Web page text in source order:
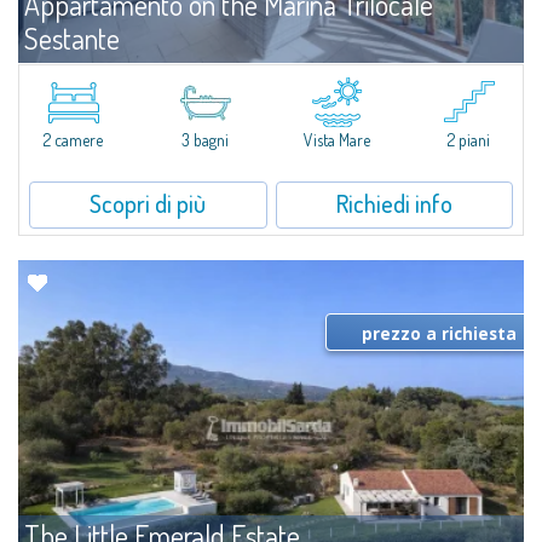
Sestante
Porto Cervo Affitto
​Esclusivo appartamento fronte mare su due livelli, nel cuore della Marina di
Porto Cervo.All’interno de Il Sestante, prestigioso complesso residenziale
immerso in un curato parco condominiale, questa proprietà...
2 camere 3 bagni Vista Mare 2 piani
Scopri di più Richiedi info
prezzo a richiesta